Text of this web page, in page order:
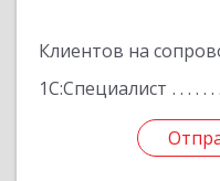
Клиентов на
1С:Специалист